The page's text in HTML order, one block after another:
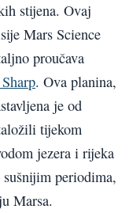
stijena. Ovaj
Mars Science
proučava
. Ova planina,
je od
tijekom
jezera i rijeka
periodima,
Marsa.